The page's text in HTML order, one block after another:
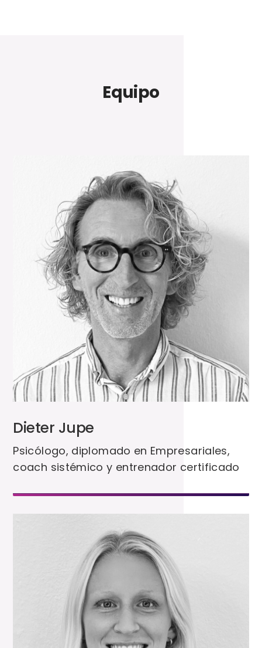
Equipo
Dieter Jupe
Psicólogo, diplomado en Empresariales,
coach sistémico y entrenador certificado